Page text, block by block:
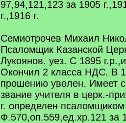
97,94,121,123 за 1905
г.,1916 г.
Семиотрочев Михаил
Псаломщик Казанской
Лукоянов. уез. С 1895
Окончил 2 класса НДС. В
прошению уволен. Имеет
звание учителя в церк.-
г. определен
Ф.570,оп.559,ед.хр.121 за